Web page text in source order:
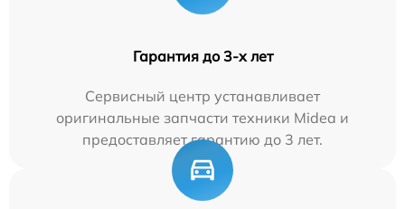
Гарантия до 3-х лет
Сервисный центр устанавливает
оригинальные запчасти техники Midea и
предоставляет гарантию до 3 лет.